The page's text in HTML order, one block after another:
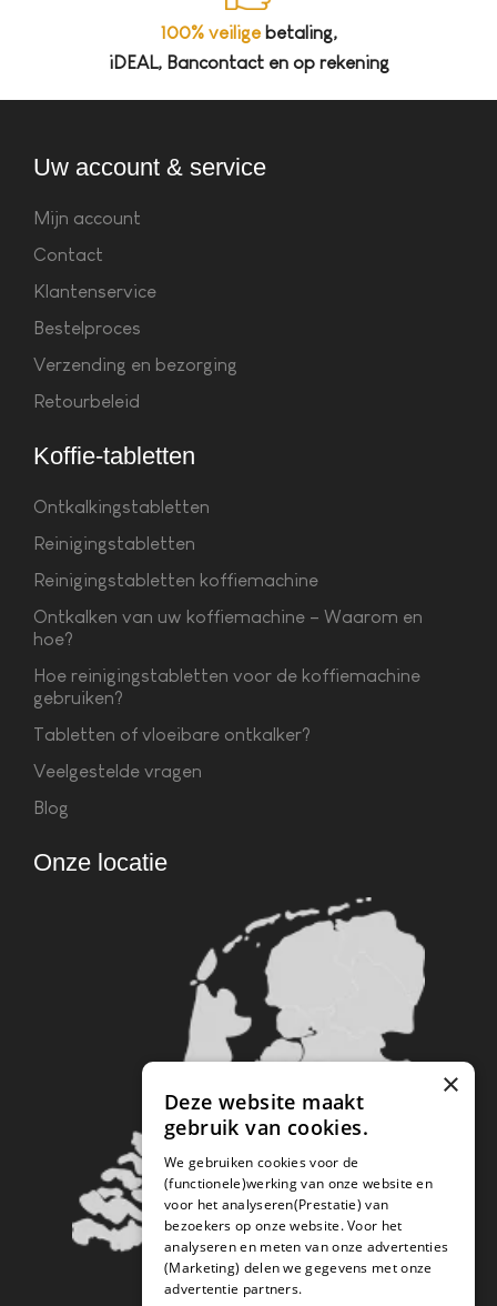
100% veiligebetaling,
iDEAL, Bancontact en op rekening
Uw account & service
Mijn account
Contact
Klantenservice
Bestelproces
Verzending en bezorging
Retourbeleid
Koffie-tabletten
Ontkalkingstabletten
Reinigingstabletten
Reinigingstabletten koffiemachine
Ontkalken van uw koffiemachine – Waarom en
hoe?
Hoe reinigingstabletten voor de koffiemachine
gebruiken?
Tabletten of vloeibare ontkalker?
Veelgestelde vragen
Blog
Onze locatie
×
Deze website maakt
gebruik van cookies.
We gebruiken cookies voor de
(functionele)werking van onze website en
voor het analyseren(Prestatie) van
bezoekers op onze website. Voor het
analyseren en meten van onze advertenties
(Marketing) delen we gegevens met onze
advertentie partners.